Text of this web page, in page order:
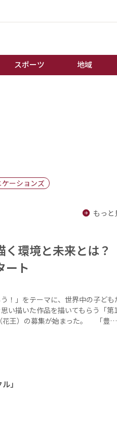
スポーツ 地域
棋王戦
ーションズ
もっと
く環境と未来とは？
ート
！」をテーマに、世界中の子ども
い描いた作品を描いてもらう「第
花王）の募集が始まった。 「豊…
」